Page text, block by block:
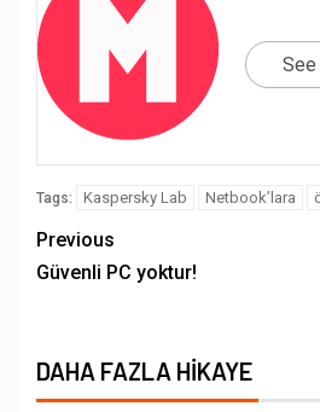
Tags: Kaspersky Lab Netbook’lara
Previous
Güvenli PC yoktur!
DAHA FAZLA HIKAYE